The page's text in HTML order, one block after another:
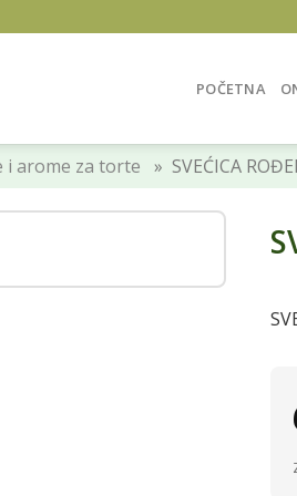
POČETNA
i arome za torte » SVEĆICA